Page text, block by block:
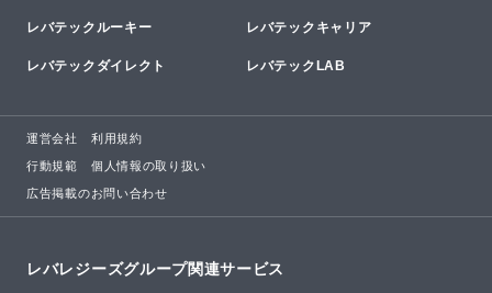
レバテックルーキー レバテックキャリア
レバテックダイレクト レバテックLAB
運営会社 利用規約
行動規範 個人情報の取り扱い
広告掲載のお問い合わせ
レバレジーズグループ関連サービス